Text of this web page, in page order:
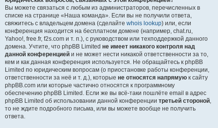
Вы можете связаться с любым из администраторов, перечисленных в
списке на странице «Наша команда». Если вы не получили ответа,
свяжитесь с владельцем домена (сделайте whois lookup) или, если
конференция находится на бесплатном домене (например, chat.ru,
Yahoo!, free.fr, f2s.com и т. п.), с руководством или техподдержкой данного
домена. Учтите, что phpBB Limited не имеет никакого контроля над
данной конференцией и не может нести никакой ответственности за то,
кем и как данная конференция используется. Не обращайтесь к phpBB
Limited по юридическим вопросам (о приостановке работы конференции,
ответственности за неё и т. д.), которые не относятся напрямую к сайту
phpBB.com или которые частично относятся к программному
обеспечению phpBB Limited. Если же вы всё-таки пошлёте email в адрес
phpBB Limited об использовании данной конференции третьей стороной,
то не ждите подробного письма, или вы можете вообще не получить
ответа.